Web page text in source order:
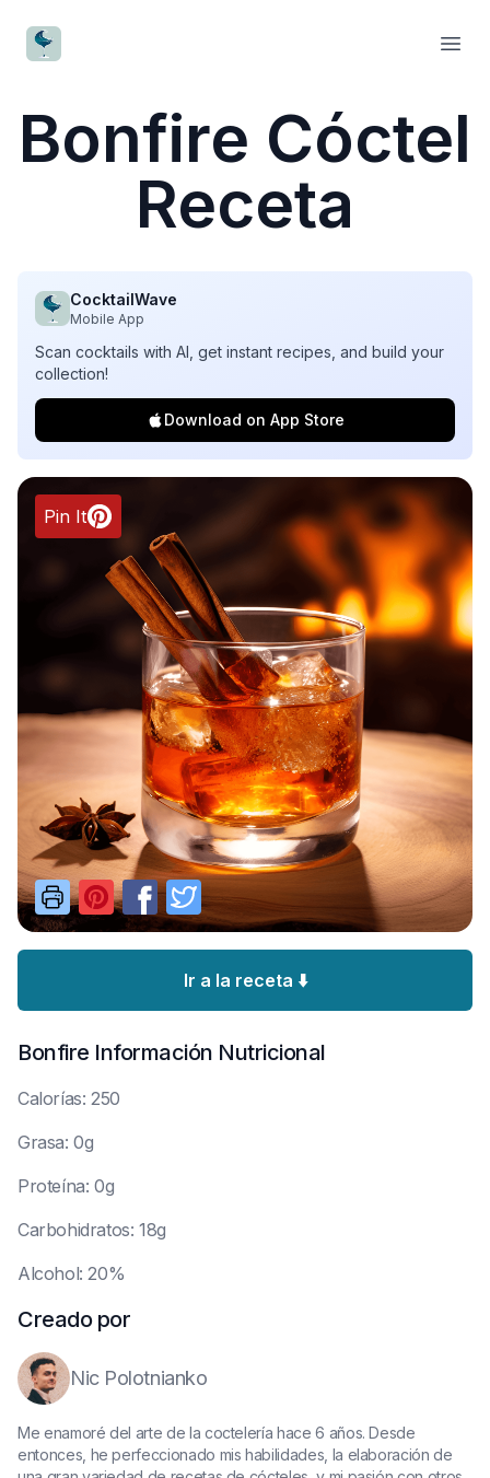
CocktailWave
Bonfire Cóctel
Receta
CocktailWave
Mobile App
Scan cocktails with AI, get instant recipes, and build your
collection!
Download on App Store
Pin It
Ir a la receta ⬇️
Bonfire Información Nutricional
Calorías: 250
Grasa: 0g
Proteína: 0g
Carbohidratos: 18g
Alcohol: 20%
Creado por
Nic Polotnianko
Me enamoré del arte de la coctelería hace 6 años. Desde
entonces, he perfeccionado mis habilidades, la elaboración de